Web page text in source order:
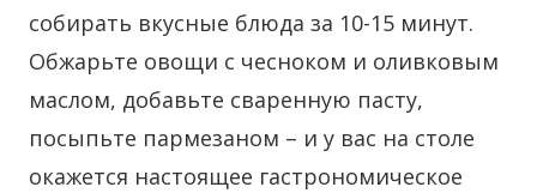
собирать вкусные блюда за 10-15 минут.
Обжарьте овощи с чесноком и оливковым
маслом, добавьте сваренную пасту,
посыпьте пармезаном – и у вас на столе
окажется настоящее гастрономическое